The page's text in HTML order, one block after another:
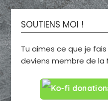
SOUTIENS MOI !
Tu aimes ce que je
deviens membre de la